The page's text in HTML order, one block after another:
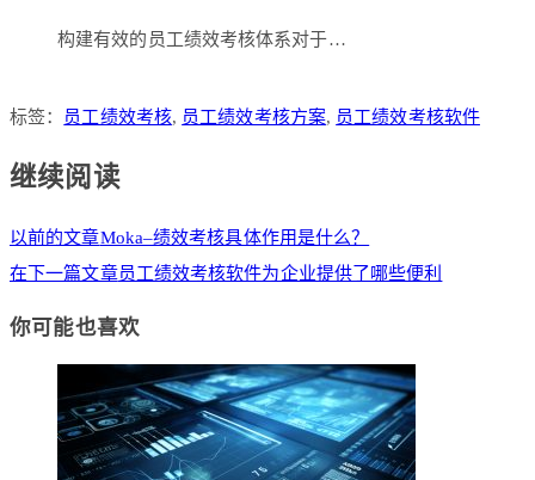
构建有效的员工绩效考核体系对于…
标签： 员工绩效考核, 员工绩效考核方案, 员工绩效考核软件
继续阅读
以前的文章Moka–绩效考核具体作用是什么？
在下一篇文章员工绩效考核软件为企业提供了哪些便利
你可能也喜欢